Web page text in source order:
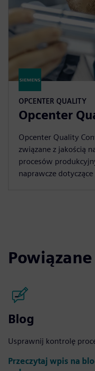
OPCENTER QUALITY
Opcenter
Opcenter Quality
związane z jakością
procesów
naprawcze
Blog
Usprawnij kontrolę
Przeczytaj wpis na